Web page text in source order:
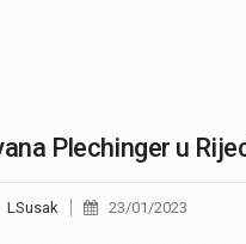
Plechinger u
LSusak 23/01/2023